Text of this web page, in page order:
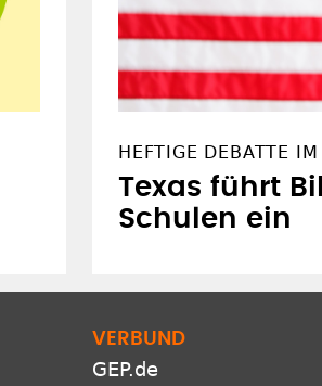
HEFTIGE DEBATTE
Texas führt
Schulen ein
VERBUND
GEP.de